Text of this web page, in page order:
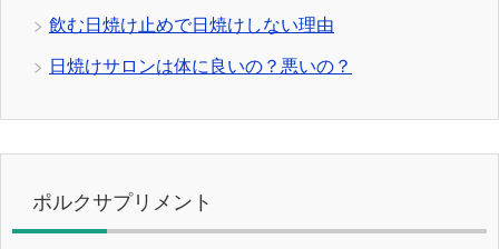
飲む日焼け止めで日焼けしない理由
日焼けサロンは体に良いの？悪いの？
ポルクサプリメント